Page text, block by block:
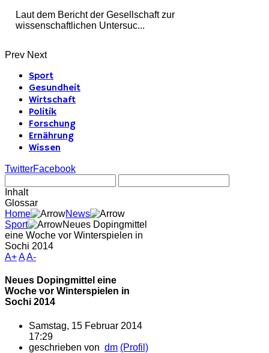
Laut dem Bericht der Gesellschaft zur
wissenschaftlichen Untersuc...
Prev Next
Sport
Gesundheit
Wirtschaft
Politik
Forschung
Ernährung
Wissen
TwitterFacebook
Inhalt
Glossar
Home
News
Sport
Neues Dopingmittel
eine Woche vor Winterspielen in
Sochi 2014
A+AA-
Neues Dopingmittel eine
Woche vor Winterspielen in
Sochi 2014
Samstag, 15 Februar 2014
17:29
geschrieben von dm (Profil)